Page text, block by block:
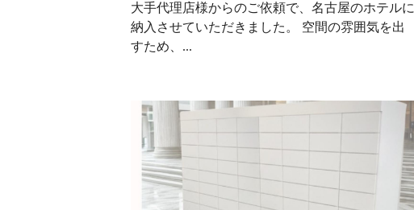
大手代理店様からのご依頼で、名古屋のホテルに
納入させていただきました。 空間の雰囲気を出
すため、...